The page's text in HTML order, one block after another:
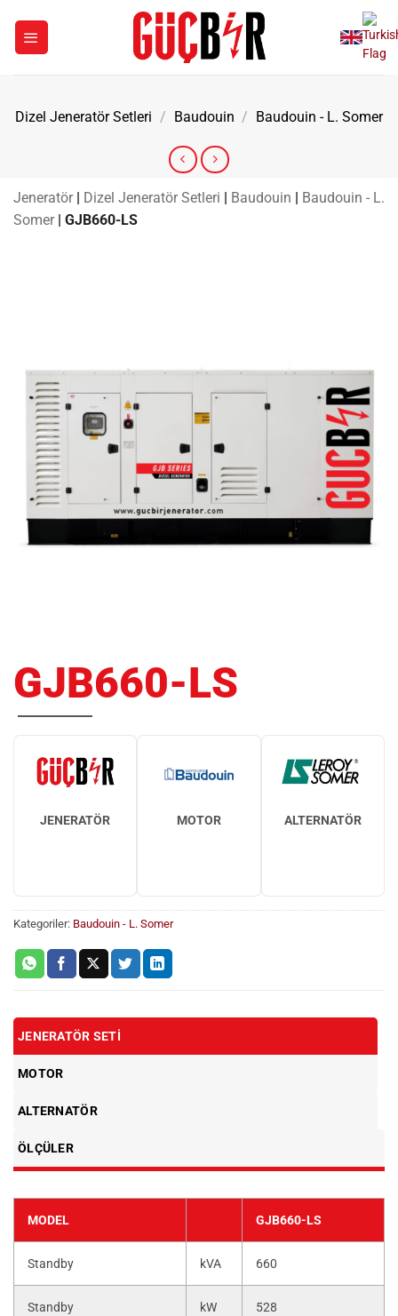
Dizel Jeneratör Setleri / Baudouin / Baudouin - L. Somer
Jeneratör | Dizel Jeneratör Setleri | Baudouin | Baudouin - L.
Somer | GJB660-LS
GJB660-LS
JENERATÖR MOTOR ALTERNATÖR
Kategoriler: Baudouin - L. Somer
JENERATÖR SETI
MOTOR
ALTERNATÖR
ÖLÇÜLER
MODEL GJB660-LS
Standby kVA 660
Standby kW 528